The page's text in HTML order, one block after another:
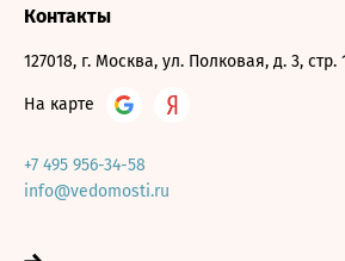
Контакты
127018, г. Москва, ул. Полковая, д. 3, стр.
На карте
+7 495 956-34-58
info@vedomosti.ru